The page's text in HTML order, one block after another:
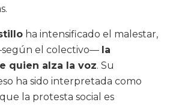
ha intensificado el malestar,
el colectivo— la
quien alza la voz. Su
ha sido interpretada como
la protesta social es